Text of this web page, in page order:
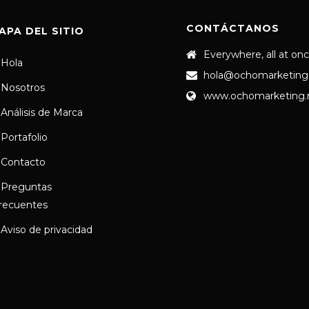
DEL SITIO
Hola
Nosotros
Análisis de Marca
Portafolio
Contacto
Preguntas
Aviso de privacidad
CONTÁCTANOS
Everywhere, all at